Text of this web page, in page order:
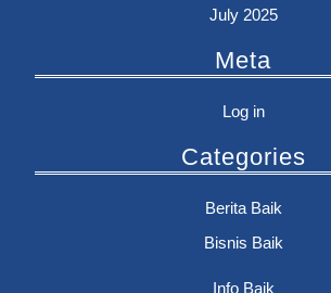
July 2025
Meta
Log in
Categories
Berita Baik
Bisnis Baik
Info Baik